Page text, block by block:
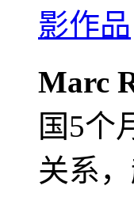
Marc
国5个
关系